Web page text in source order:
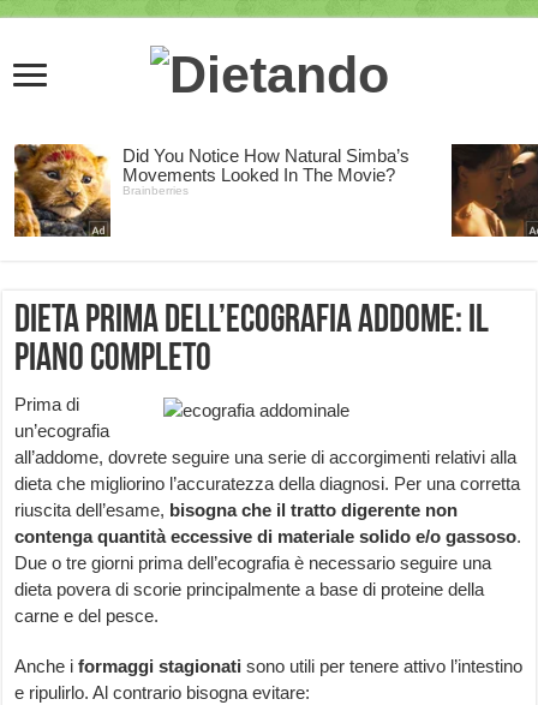
Dieta prima dell’ecografia addome: il
piano completo
Prima di
un’ecografia
all’addome, dovrete seguire una serie di accorgimenti relativi alla
dieta che migliorino l’accuratezza della diagnosi. Per una corretta
riuscita dell’esame, bisogna che il tratto digerente non
contenga quantità eccessive di materiale solido e/o gassoso.
Due o tre giorni prima dell’ecografia è necessario seguire una
dieta povera di scorie principalmente a base di proteine della
carne e del pesce.
Anche iformaggi stagionati sono utili per tenere attivo l’intestino
e ripulirlo. Al contrario bisogna evitare: